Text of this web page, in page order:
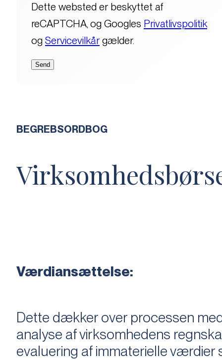
Dette websted er beskyttet af
reCAPTCHA, og Googles Privatlivspolitik
og Servicevilkårgælder.
BEGREBSORDBOG
Værdiansættelse:
Dette dækker over processen
analyse af virksomhedens
evaluering af immaterielle